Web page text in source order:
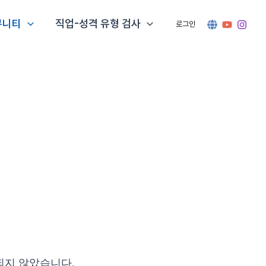
티 직업-성격 유형 검사 로그인
지 않았습니다.